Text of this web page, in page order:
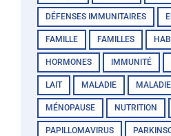
DÉFENSES IMMUNITAIRES
FAMILLE FAMILLES
HORMONES IMMUNITÉ
LAIT MALADIE
MÉNOPAUSE NUTRITION
PAPILLOMAVIRUS